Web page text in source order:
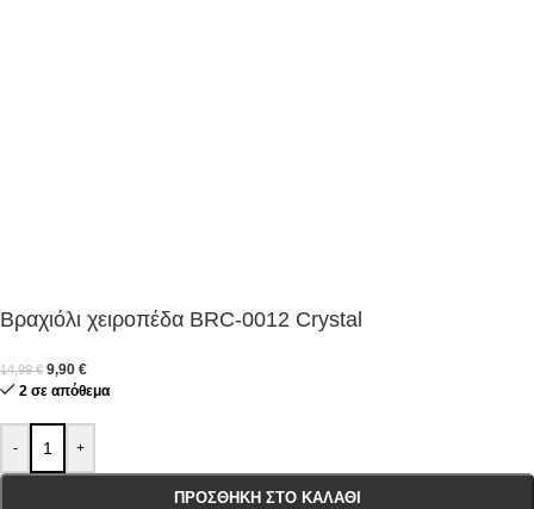
Βραχιόλι χειροπέδα BRC-0012 Crystal
14,99€ 9,90 €
2 σε απόθεμα
- +
ΠΡΟΣΘΉΚΗ ΣΤΟ ΚΑΛΆΘΙ